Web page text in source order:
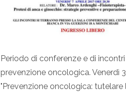
Periodo di conferenze e di
prevenzione oncologica. Venerdì
"Prevenzione oncologica: